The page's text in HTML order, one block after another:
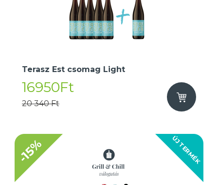
Terasz Est csomag Light
16950Ft
20 340 Ft
ÚJ TERMÉK
-15%